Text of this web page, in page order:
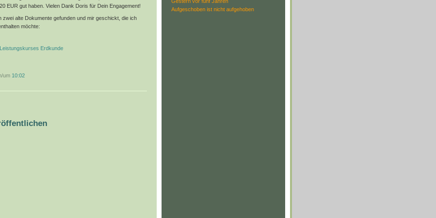
EUR gut haben. Vielen Dank Doris für Dein Engagement!
zwei alte Dokumente gefunden und mir geschickt, die ich
möchte:
Erdkunde
um 10:02
Aufgeschoben ist nicht aufgehoben